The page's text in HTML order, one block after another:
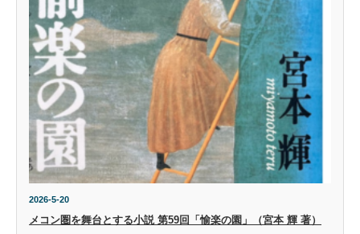
2026-5-20
メコン圏を舞台とする小説 第59回「愉楽の園」（宮本 輝 著）